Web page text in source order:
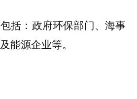
括：政府环保部门、海事
能源企业等。